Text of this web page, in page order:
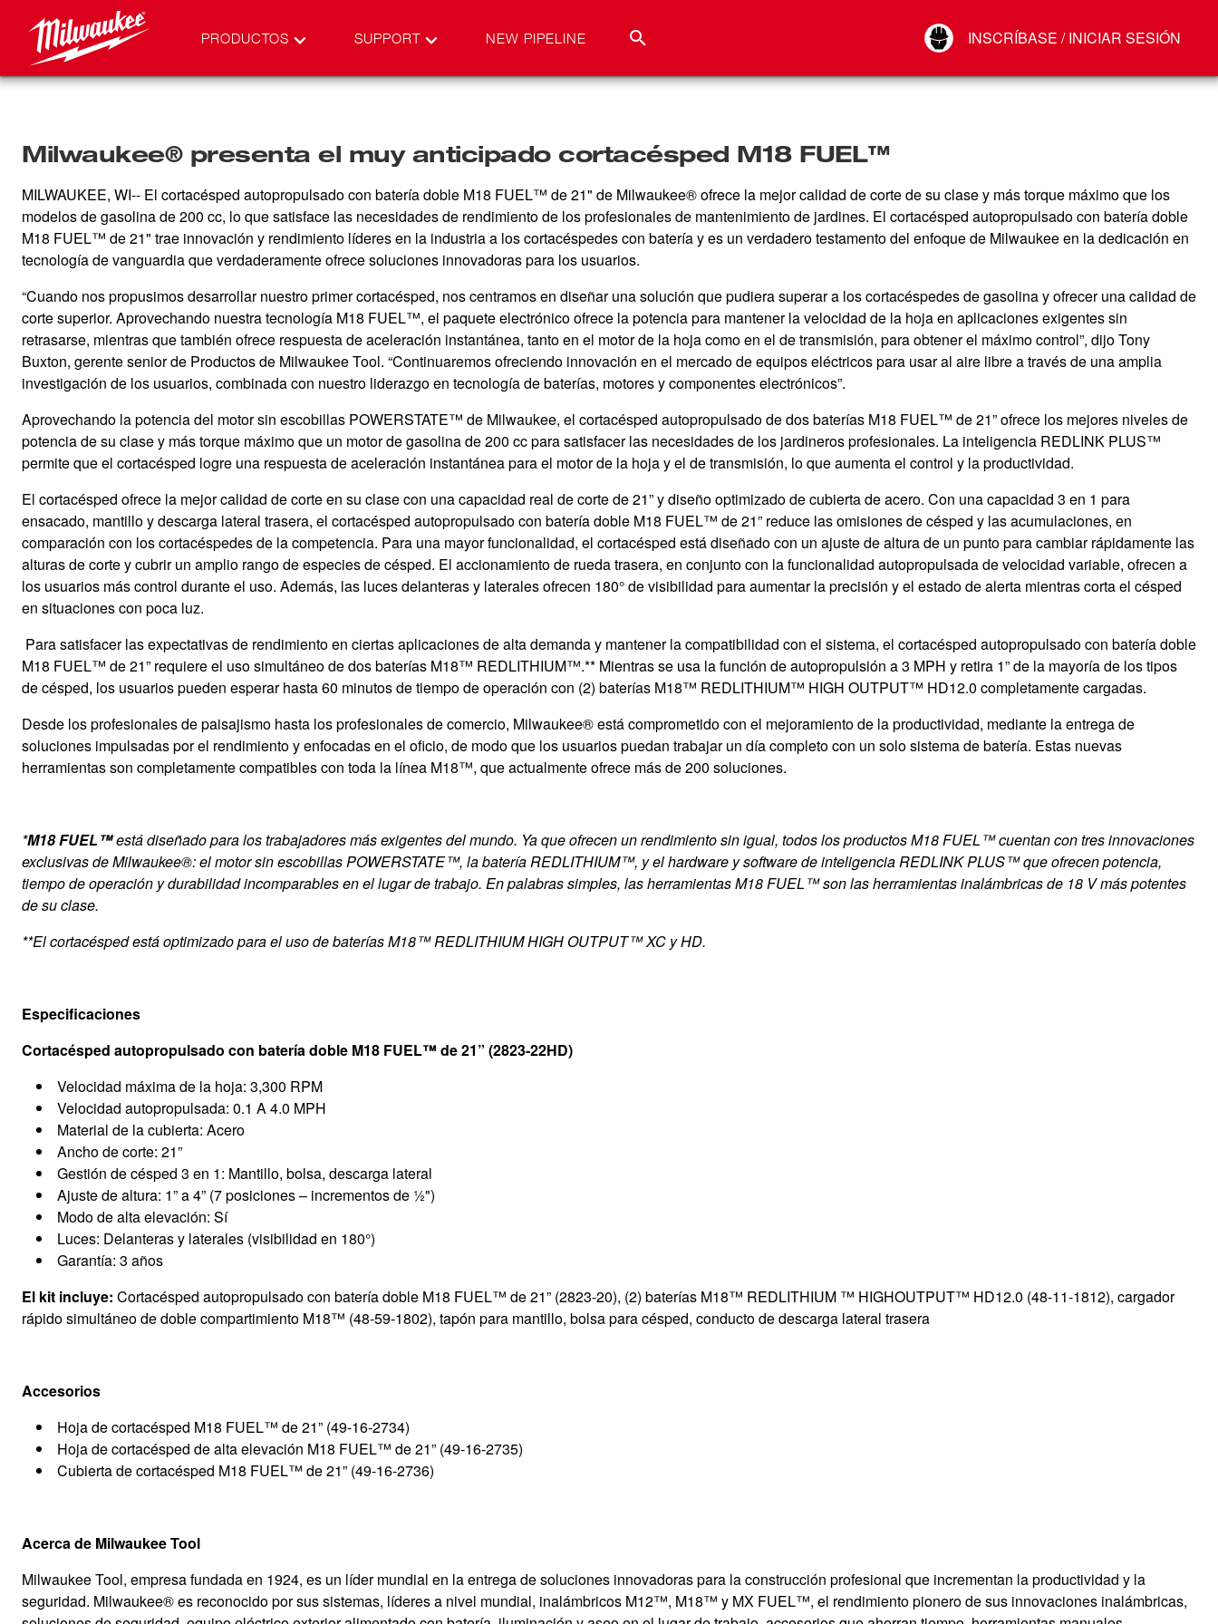
PRODUCTOS SUPPORT NEW PIPELINE INSCRÍBASE / INICIAR SESIÓN
Conectar
Milwaukee® presenta el muy anticipado cortacésped M18 FUEL™
MILWAUKEE, WI-- El cortacésped autopropulsado con batería doble M18 FUEL™ de 21" de Milwaukee® ofrece la mejor calidad de corte de su clase y más torque máximo que los
modelos de gasolina de 200 cc, lo que satisface las necesidades de rendimiento de los profesionales de mantenimiento de jardines. El cortacésped autopropulsado con batería doble
M18 FUEL™ de 21" trae innovación y rendimiento líderes en la industria a los cortacéspedes con batería y es un verdadero testamento del enfoque de Milwaukee en la dedicación en
tecnología de vanguardia que verdaderamente ofrece soluciones innovadoras para los usuarios.
“Cuando nos propusimos desarrollar nuestro primer cortacésped, nos centramos en diseñar una solución que pudiera superar a los cortacéspedes de gasolina y ofrecer una calidad de
corte superior. Aprovechando nuestra tecnología M18 FUEL™, el paquete electrónico ofrece la potencia para mantener la velocidad de la hoja en aplicaciones exigentes sin
retrasarse, mientras que también ofrece respuesta de aceleración instantánea, tanto en el motor de la hoja como en el de transmisión, para obtener el máximo control”, dijo Tony
Buxton, gerente senior de Productos de Milwaukee Tool. “Continuaremos ofreciendo innovación en el mercado de equipos eléctricos para usar al aire libre a través de una amplia
investigación de los usuarios, combinada con nuestro liderazgo en tecnología de baterías, motores y componentes electrónicos”.
Aprovechando la potencia del motor sin escobillas POWERSTATE™ de Milwaukee, el cortacésped autopropulsado de dos baterías M18 FUEL™ de 21” ofrece los mejores niveles de
potencia de su clase y más torque máximo que un motor de gasolina de 200 cc para satisfacer las necesidades de los jardineros profesionales. La inteligencia REDLINK PLUS™
permite que el cortacésped logre una respuesta de aceleración instantánea para el motor de la hoja y el de transmisión, lo que aumenta el control y la productividad.
El cortacésped ofrece la mejor calidad de corte en su clase con una capacidad real de corte de 21” y diseño optimizado de cubierta de acero. Con una capacidad 3 en 1 para
ensacado, mantillo y descarga lateral trasera, el cortacésped autopropulsado con batería doble M18 FUEL™ de 21” reduce las omisiones de césped y las acumulaciones, en
comparación con los cortacéspedes de la competencia. Para una mayor funcionalidad, el cortacésped está diseñado con un ajuste de altura de un punto para cambiar rápidamente las
alturas de corte y cubrir un amplio rango de especies de césped. El accionamiento de rueda trasera, en conjunto con la funcionalidad autopropulsada de velocidad variable, ofrecen a
los usuarios más control durante el uso. Además, las luces delanteras y laterales ofrecen 180° de visibilidad para aumentar la precisión y el estado de alerta mientras corta el césped
en situaciones con poca luz.
Para satisfacer las expectativas de rendimiento en ciertas aplicaciones de alta demanda y mantener la compatibilidad con el sistema, el cortacésped autopropulsado con batería doble
M18 FUEL™ de 21” requiere el uso simultáneo de dos baterías M18™ REDLITHIUM™.** Mientras se usa la función de autopropulsión a 3 MPH y retira 1” de la mayoría de los tipos
de césped, los usuarios pueden esperar hasta 60 minutos de tiempo de operación con (2) baterías M18™ REDLITHIUM™ HIGH OUTPUT™ HD12.0 completamente cargadas.
Desde los profesionales de paisajismo hasta los profesionales de comercio, Milwaukee® está comprometido con el mejoramiento de la productividad, mediante la entrega de
soluciones impulsadas por el rendimiento y enfocadas en el oficio, de modo que los usuarios puedan trabajar un día completo con un solo sistema de batería. Estas nuevas
herramientas son completamente compatibles con toda la línea M18™, que actualmente ofrece más de 200 soluciones.
*M18 FUEL™está diseñado para los trabajadores más exigentes del mundo. Ya que ofrecen un rendimiento sin igual, todos los productos M18 FUEL™ cuentan con tres innovaciones
exclusivas de Milwaukee®: el motor sin escobillas POWERSTATE™, la batería REDLITHIUM™, y el hardware y software de inteligencia REDLINK PLUS™ que ofrecen potencia,
tiempo de operación y durabilidad incomparables en el lugar de trabajo. En palabras simples, las herramientas M18 FUEL™ son las herramientas inalámbricas de 18 V más potentes
de su clase.
**El cortacésped está optimizado para el uso de bateríasM18™ REDLITHIUM HIGH OUTPUT™ XC y HD.
Especificaciones
Cortacésped autopropulsado con batería doble M18 FUEL™ de 21” (2823-22HD)
Velocidad máxima de la hoja: 3,300 RPM
Velocidad autopropulsada: 0.1 A 4.0 MPH
Material de la cubierta: Acero
Ancho de corte: 21”
Gestión de césped 3 en 1: Mantillo, bolsa, descarga lateral
Ajuste de altura: 1” a 4” (7 posiciones – incrementos de ½")
Modo de alta elevación: Sí
Luces: Delanteras y laterales (visibilidad en 180°)
Garantía: 3 años
El kit incluye: Cortacésped autopropulsado con batería doble M18 FUEL™ de 21” (2823-20), (2) baterías M18™ REDLITHIUM ™ HIGHOUTPUT™ HD12.0 (48-11-1812), cargador
rápido simultáneo de doble compartimiento M18™ (48-59-1802), tapón para mantillo, bolsa para césped, conducto de descarga lateral trasera
Accesorios
Hoja de cortacésped M18 FUEL™ de 21” (49-16-2734)
Hoja de cortacésped de alta elevación M18 FUEL™ de 21” (49-16-2735)
Cubierta de cortacésped M18 FUEL™ de 21” (49-16-2736)
Acerca de Milwaukee Tool
Milwaukee Tool, empresa fundada en 1924, es un líder mundial en la entrega de soluciones innovadoras para la construcción profesional que incrementan la productividad y la
seguridad. Milwaukee® es reconocido por sus sistemas, líderes a nivel mundial, inalámbricos M12™, M18™ y MX FUEL™, el rendimiento pionero de sus innovaciones inalámbricas,